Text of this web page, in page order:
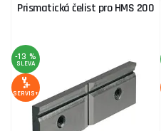
Prismatická čelist pro HMS 200
-13 %
SLEVA
SERVIS+